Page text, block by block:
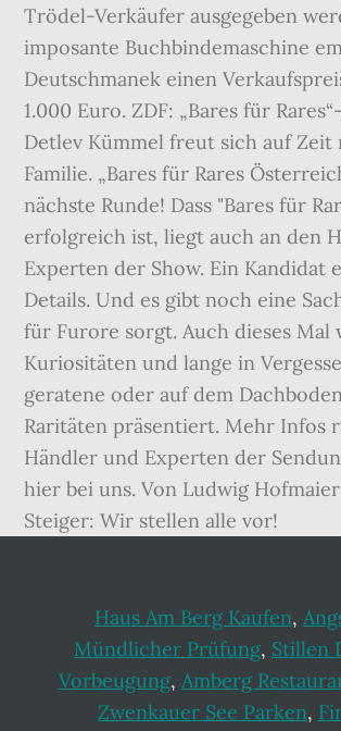
Trödel-Verkäufer ausgegeben
imposante Buchbindemaschine
Deutschmanek einen
1.000 Euro. ZDF: „Bares für
Detlev Kümmel freut sich auf Zeit
Familie. „Bares für Rares
nächste Runde! Dass "Bares für
erfolgreich ist, liegt auch an den
Experten der Show. Ein Kandidat
Details. Und es gibt noch eine
für Furore sorgt. Auch dieses Mal
Kuriositäten und lange in
geratene oder auf dem
Raritäten präsentiert. Mehr Infos
Händler und Experten der
hier bei uns. Von Ludwig Hofmaier
Steiger: Wir stellen alle vor!
Haus Am Berg Kaufen,
Mündlicher Prüfung, Stillen
Vorbeugung, Amberg
Zwenkauer See Parken,